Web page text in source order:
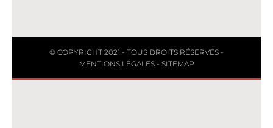
© COPYRIGHT 2021 - TOUS DROITS RÉSERVÉS -
MENTIONS LÉGALES- SITEMAP